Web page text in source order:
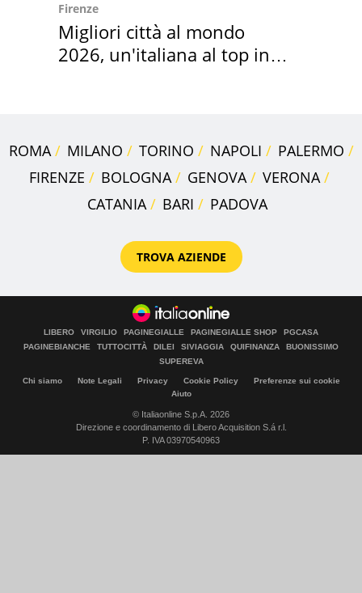
Firenze
Migliori città al mondo
2026, un'italiana al top in
ROMA MILANO TORINO NAPOLI
PALERMO
FIRENZE
BOLOGNA GENOVA
VERONA
CATANIA
BARI PADOVA
TROVA AZIENDE
LIBERO VIRGILIO PAGINEGIALLE PAGINEGIALLE SHOP
PGCASA
PAGINEBIANCHE
TUTTOCITTÀ DILEI SIVIAGGIA QUIFINANZA
BUONISSIMO
SUPEREVA
Chi siamo Note Legali Privacy Cookie Policy
Preferenze sui cookie
Aiuto
© Italiaonline S.p.A. 2026
Direzione e coordinamento di Libero Acquisition S.á r.l.
P. IVA 03970540963